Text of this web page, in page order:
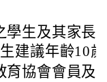
學生及其家長
建議年齡10
育協會會員及